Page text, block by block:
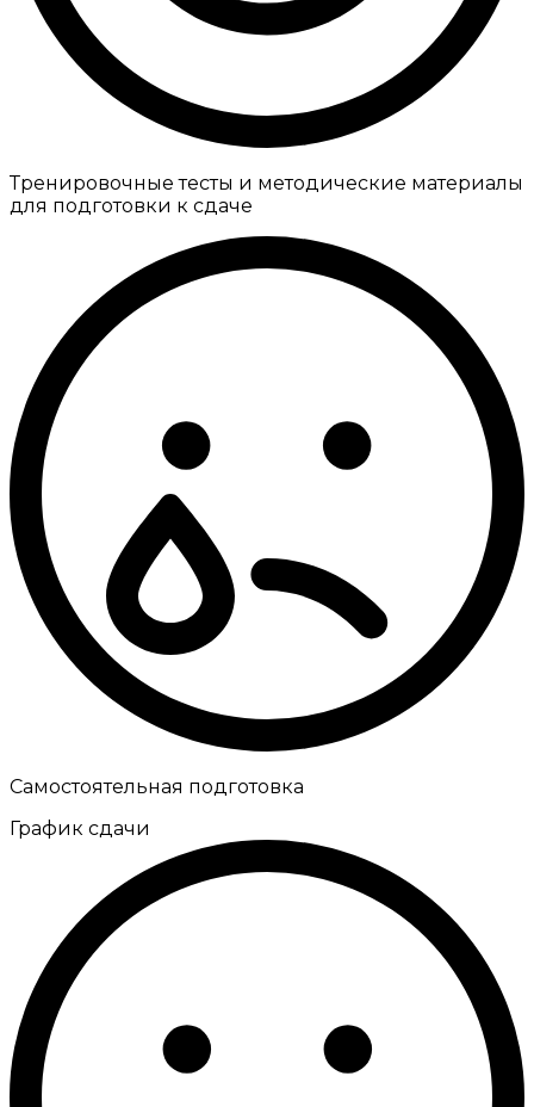
Тренировочные тесты и методические материалы
для подготовки к сдаче
Самостоятельная подготовка
График сдачи